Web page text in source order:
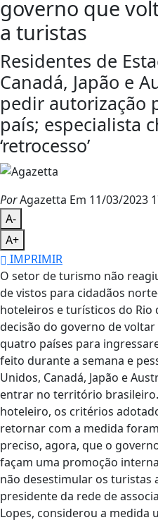
governo que
a turistas
Residentes de
Canadá, Japão e
pedir autorização
país; especialista
‘retrocesso’
PorAgazetta Em 11/03/2023
A-
A+
IMPRIMIR
O setor de turismo não
de vistos para cidadãos
hoteleiros e turísticos do Rio
decisão do governo de
quatro países para
feito durante a semana e
Unidos, Canadá, Japão e
entrar no território
hoteleiro, os critérios
retornar com a medida
preciso, agora, que o
façam uma promoção
não desestimular os turistas
presidente da rede de
Lopes, considerou a medida